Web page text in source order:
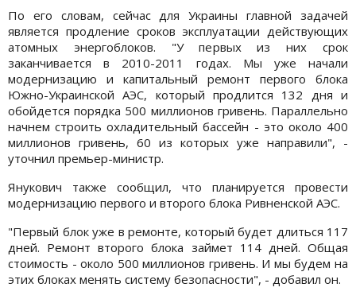
По его словам, сейчас для Украины главной задачей
является продление сроков эксплуатации действующих
атомных энергоблоков. "У первых из них срок
заканчивается в 2010-2011 годах. Мы уже начали
модернизацию и капитальный ремонт первого блока
Южно-Украинской АЭС, который продлится 132 дня и
обойдется порядка 500 миллионов гривень. Параллельно
начнем строить охладительный бассейн - это около 400
миллионов гривень, 60 из которых уже направили", -
уточнил премьер-министр.
Янукович также сообщил, что планируется провести
модернизацию первого и второго блока Ривненской АЭС.
"Первый блок уже в ремонте, который будет длиться 117
дней. Ремонт второго блока займет 114 дней. Общая
стоимость - около 500 миллионов гривень. И мы будем на
этих блоках менять систему безопасности", - добавил он.